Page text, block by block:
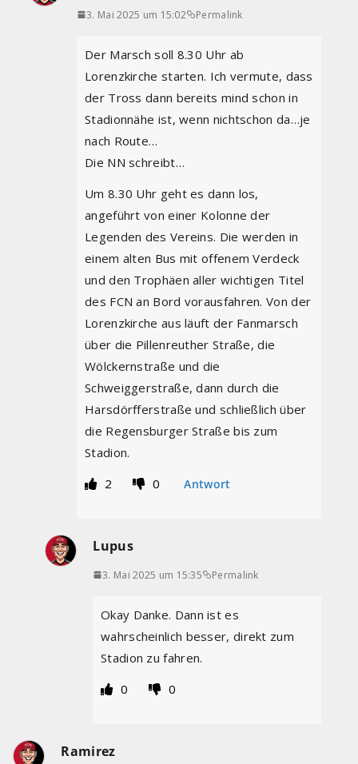
3. Mai 2025 um 15:02 Permalink
Der Marsch soll 8.30 Uhr ab
Lorenzkirche starten. Ich vermute, dass
der Tross dann bereits mind schon in
Stadionnähe ist, wenn nichtschon da…je
nach Route…
Die NN schreibt…
Um 8.30 Uhr geht es dann los,
angeführt von einer Kolonne der
Legenden des Vereins. Die werden in
einem alten Bus mit offenem Verdeck
und den Trophäen aller wichtigen Titel
des FCN an Bord vorausfahren. Von der
Lorenzkirche aus läuft der Fanmarsch
über die Pillenreuther Straße, die
Wölckernstraße und die
Schweiggerstraße, dann durch die
Harsdörfferstraße und schließlich über
die Regensburger Straße bis zum
Stadion.
2
0 Antwort
Lupus
3. Mai 2025 um 15:35 Permalink
Okay Danke. Dann ist es
wahrscheinlich besser, direkt zum
Stadion zu fahren.
0
0
Ramirez